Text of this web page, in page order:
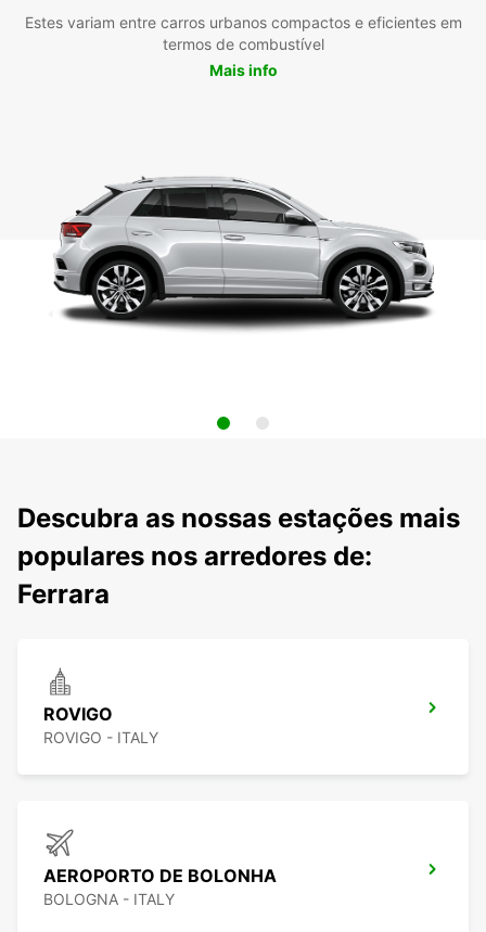
Estes variam entre carros urbanos compactos e eficientes em
termos de combustível
Mais info
Descubra as nossas estações mais
populares nos arredores de:
Ferrara
ROVIGO
ROVIGO - ITALY
AEROPORTO DE BOLONHA
BOLOGNA - ITALY